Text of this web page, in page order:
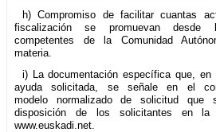
h) Compromiso de facilitar cuantas
fiscalización se promuevan desde
competentes de la Comunidad
materia.
i) La documentación específica que, en
ayuda solicitada, se señale en el
modelo normalizado de solicitud que
disposición de los solicitantes en la
www.euskadi.net.